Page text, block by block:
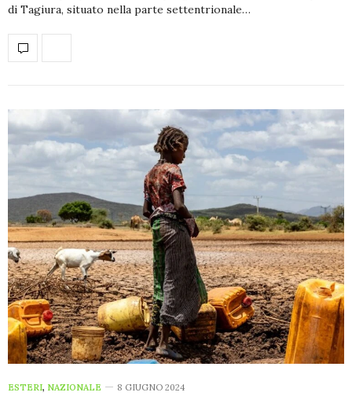
di Tagiura, situato nella parte settentrionale…
ESTERI, NAZIONALE 8 GIUGNO 2024